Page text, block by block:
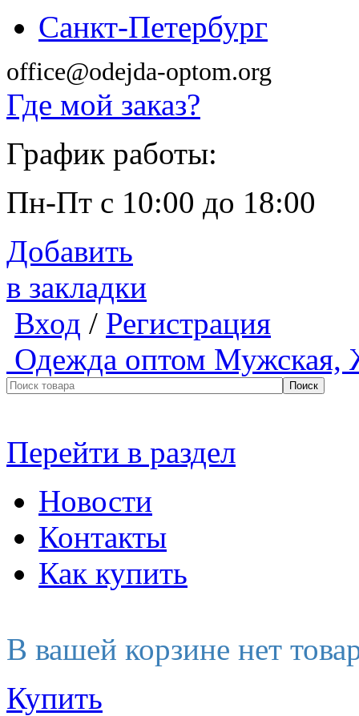
Санкт-Петербург
office@odejda-optom.org
Где мой заказ?
График работы:
Пн-Пт с 10:00 до 18:00
Добавить
в закладки
Вход / Регистрация
Одежда оптом Мужская,
Перейти в раздел
Новости
Контакты
Как купить
В вашей корзине нет
Купить